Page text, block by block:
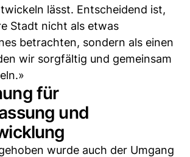
lässt. Entscheidend ist,
Stadt nicht als etwas
betrachten, sondern als einen
wir sorgfältig und gemeinsam
für
und
wurde auch der Umgang